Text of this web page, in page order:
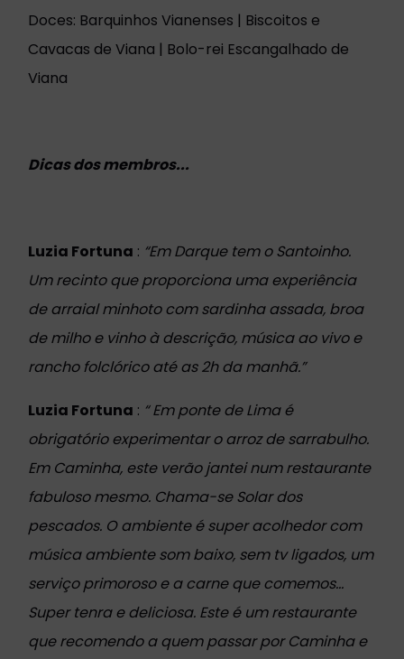
Doces: Barquinhos Vianenses | Biscoitos e
Cavacas de Viana | Bolo-rei Escangalhado de
Viana
Dicas dos membros...
Luzia Fortuna : “Em Darque tem o Santoinho.
Um recinto que proporciona uma experiência
de arraial minhoto com sardinha assada, broa
de milho e vinho à descrição, música ao vivo e
rancho folclórico até as 2h da manhã.”
Luzia Fortuna : “ Em ponte de Lima é
obrigatório experimentar o arroz de sarrabulho.
Em Caminha, este verão jantei num restaurante
fabuloso mesmo. Chama-se Solar dos
pescados. O ambiente é super acolhedor com
música ambiente som baixo, sem tv ligados, um
serviço primoroso e a carne que comemos...
Super tenra e deliciosa. Este é um restaurante
que recomendo a quem passar por Caminha e